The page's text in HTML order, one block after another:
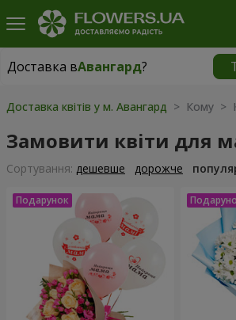
Доставка вАвангард?
Доставка вАвангард|
Доставка квітів у м. Авангард > Кому >
Замовити квіти для
Сортування: дешевше дорожче